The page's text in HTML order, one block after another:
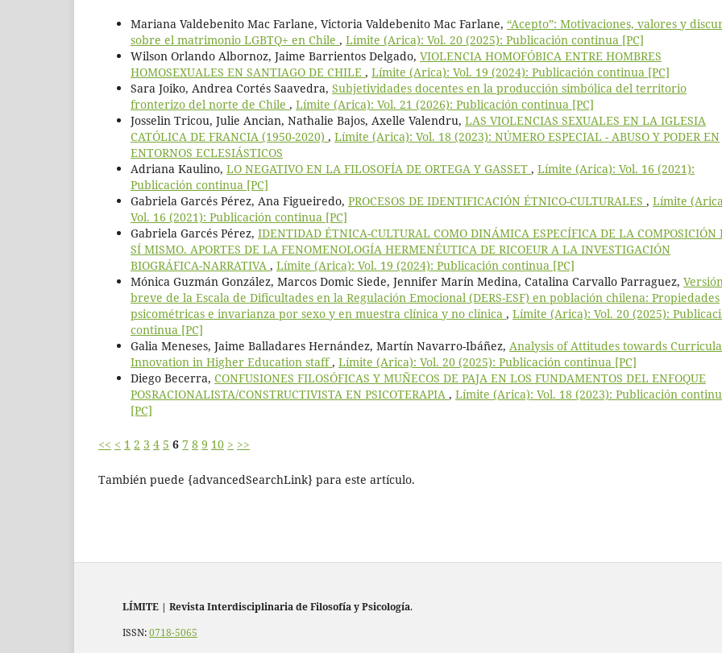
Mariana Valdebenito Mac Farlane, Victoria Valdebenito Mac Farlane, “Acepto”: Motivaciones, valores y
sobre el matrimonio LGBTQ+ en Chile , Límite (Arica): Vol. 20 (2025): Publicación continua [PC]
Wilson Orlando Albornoz, Jaime Barrientos Delgado, VIOLENCIA HOMOFÓBICA ENTRE HOMBRES
HOMOSEXUALES EN SANTIAGO DE CHILE , Límite (Arica): Vol. 19 (2024): Publicación continua [PC]
Sara Joiko, Andrea Cortés Saavedra, Subjetividades docentes en la producción simbólica del territorio
fronterizo del norte de Chile , Límite (Arica): Vol. 21 (2026): Publicación continua [PC]
Josselin Tricou, Julie Ancian, Nathalie Bajos, Axelle Valendru, LAS VIOLENCIAS SEXUALES EN LA IGLESIA
CATÓLICA DE FRANCIA (1950-2020) , Límite (Arica): Vol. 18 (2023): NÚMERO ESPECIAL - ABUSO Y PODER EN
ENTORNOS ECLESIÁSTICOS
Adriana Kaulino, LO NEGATIVO EN LA FILOSOFÍA DE ORTEGA Y GASSET , Límite (Arica): Vol. 16 (2021):
Publicación continua [PC]
Gabriela Garcés Pérez, Ana Figueiredo, PROCESOS DE IDENTIFICACIÓN ÉTNICO-CULTURALES , Límite
Vol. 16 (2021): Publicación continua [PC]
Gabriela Garcés Pérez, IDENTIDAD ÉTNICA-CULTURAL COMO DINÁMICA ESPECÍFICA DE LA COMPOSICIÓN
SÍ MISMO. APORTES DE LA FENOMENOLOGÍA HERMENÉUTICA DE RICOEUR A LA INVESTIGACIÓN
BIOGRÁFICA-NARRATIVA , Límite (Arica): Vol. 19 (2024): Publicación continua [PC]
Mónica Guzmán González, Marcos Domic Siede, Jennifer Marín Medina, Catalina Carvallo Parraguez,
breve de la Escala de Dificultades en la Regulación Emocional (DERS-ESF) en población chilena: Propiedades
psicométricas e invarianza por sexo y en muestra clínica y no clínica , Límite (Arica): Vol. 20 (2025):
continua [PC]
Galia Meneses, Jaime Balladares Hernández, Martín Navarro-Ibáñez, Analysis of Attitudes towards
Innovation in Higher Education staff, Límite (Arica): Vol. 20 (2025): Publicación continua [PC]
Diego Becerra, CONFUSIONES FILOSÓFICAS Y MUÑECOS DE PAJA EN LOS FUNDAMENTOS DEL ENFOQUE
POSRACIONALISTA/CONSTRUCTIVISTA EN PSICOTERAPIA , Límite (Arica): Vol. 18 (2023): Publicación
[PC]
<< < 1 2 3 4 5 6 7 8 9 10 > >>
También puede {advancedSearchLink} para este artículo.
LÍMITE | Revista Interdisciplinaria de Filosofía y Psicología.
ISSN:0718-5065